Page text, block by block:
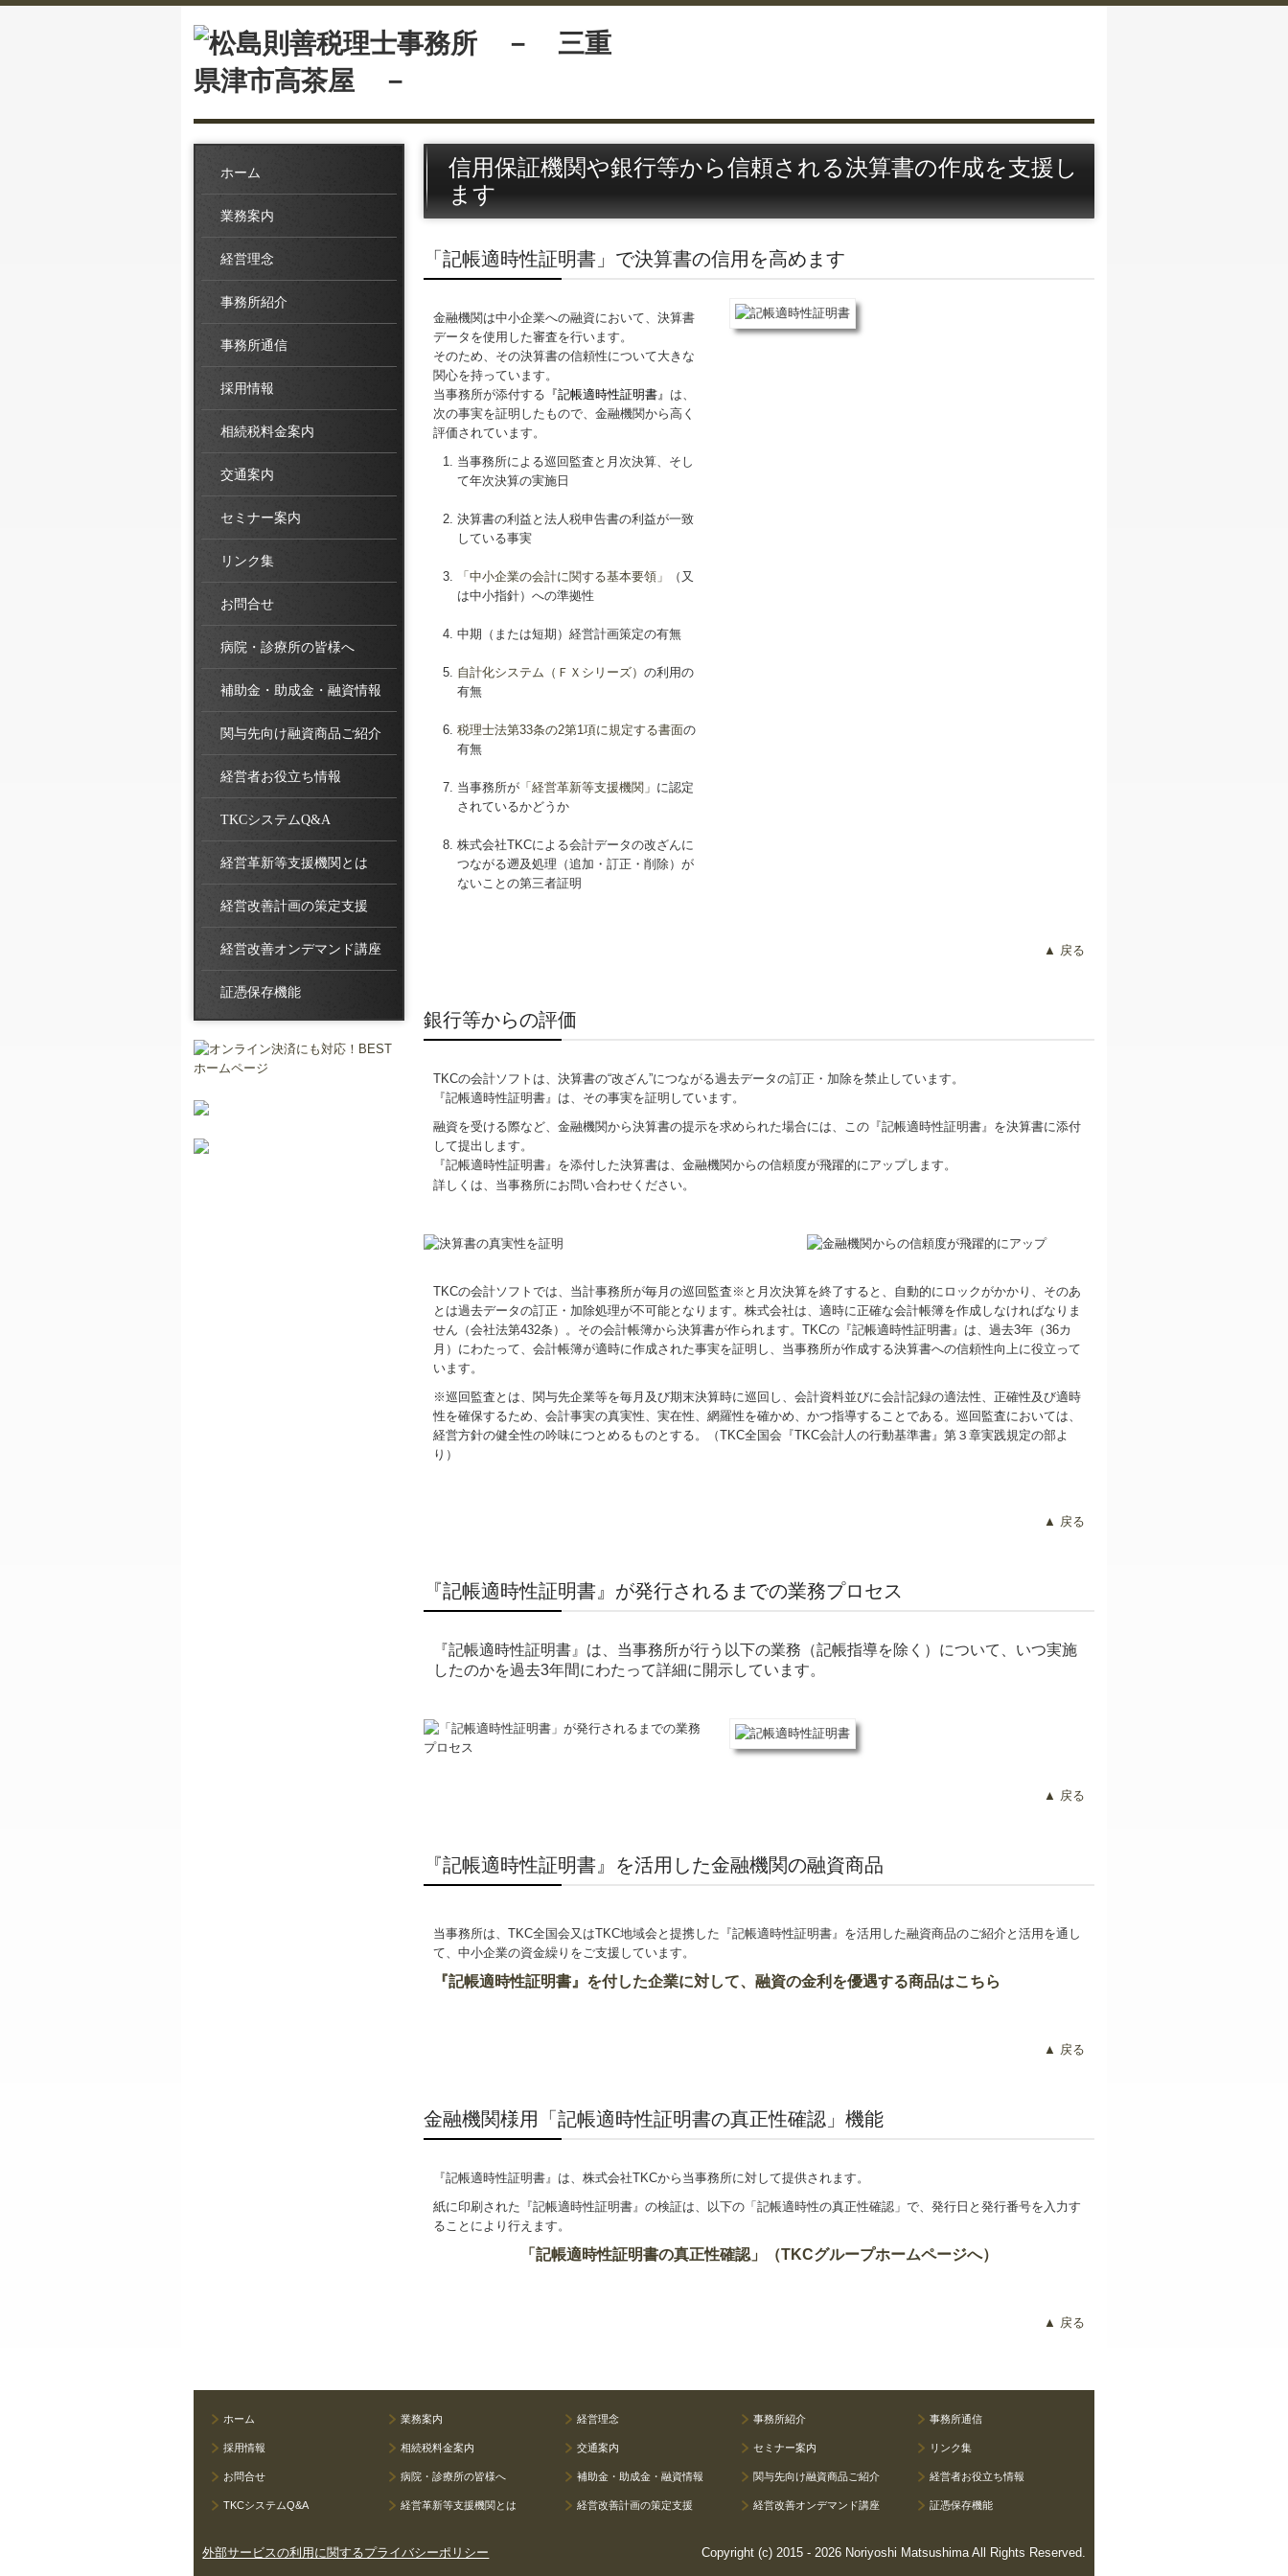
ホーム
業務案内
経営理念
事務所紹介
事務所通信
採用情報
相続税料金案内
交通案内
セミナー案内
リンク集
お問合せ
病院・診療所の皆様へ
補助金・助成金・融資情報
関与先向け融資商品ご紹介
経営者お役立ち情報
TKCシステムQ&A
経営革新等支援機関とは
経営改善計画の策定支援
経営改善オンデマンド講座
証憑保存機能
信用保証機関や銀行等から信頼される決算書の作成を支援し
ます
「記帳適時性証明書」で決算書の信用を高めます
金融機関は中小企業への融資において、決算書
データを使用した審査を行います。
そのため、その決算書の信頼性について大きな
関心を持っています。
当事務所が添付する 『記帳適時性証明書』 は、
次の事実を証明したもので、金融機関から高く
評価されています。
当事務所による巡回監査と月次決算、そし
て年次決算の実施日
決算書の利益と法人税申告書の利益が一致
している事実
「中小企業の会計に関する基本要領」
（又
は中小指針）への準拠性
中期（または短期）経営計画策定の有無
自計化システム（ＦＸシリーズ） の利用の
有無
税理士法第33条の2第1項に規定する書面の
有無
当事務所が 「経営革新等支援機関」 に認定
されているかどうか
株式会社TKCによる会計データの改ざんに
つながる遡及処理（追加・訂正・削除）が
ないことの第三者証明
▲ 戻る
銀行等からの評価
TKCの会計ソフトは、決算書の“改ざん”につながる過去データの訂正・加除を禁止しています。
『記帳適時性証明書』は、その事実を証明しています。
融資を受ける際など、金融機関から決算書の提示を求められた場合には、この『記帳適時性証明書』を決算書に添付
して提出します。
『記帳適時性証明書』を添付した決算書は、金融機関からの信頼度が飛躍的にアップします。
詳しくは、当事務所にお問い合わせください。
TKCの会計ソフトでは、当計事務所が毎月の巡回監査※と月次決算を終了すると、自動的にロックがかかり、そのあ
とは過去データの訂正・加除処理が不可能となります。株式会社は、適時に正確な会計帳簿を作成しなければなりま
せん（会社法第432条）。その会計帳簿から決算書が作られます。TKCの『記帳適時性証明書』は、過去3年（36カ
月）にわたって、会計帳簿が適時に作成された事実を証明し、当事務所が作成する決算書への信頼性向上に役立って
います。
※巡回監査とは、関与先企業等を毎月及び期末決算時に巡回し、会計資料並びに会計記録の適法性、正確性及び適時
性を確保するため、会計事実の真実性、実在性、網羅性を確かめ、かつ指導することである。巡回監査においては、
経営方針の健全性の吟味につとめるものとする。（TKC全国会『TKC会計人の行動基準書』第３章実践規定の部よ
り）
▲ 戻る
『記帳適時性証明書』が発行されるまでの業務プロセス
『記帳適時性証明書』は、当事務所が行う以下の業務（記帳指導を除く）について、いつ実施
したのかを過去3年間にわたって詳細に開示しています。
▲ 戻る
『記帳適時性証明書』を活用した金融機関の融資商品
当事務所は、TKC全国会又はTKC地域会と提携した『記帳適時性証明書 』 を活用した融資商品のご紹介と活用を通し
て、中小企業の資金繰りをご支援しています。
『記帳適時性証明書』を付した企業に対して、 融資の金利を優遇する商品はこちら
▲ 戻る
金融機関様用「記帳適時性証明書の真正性確認」機能
『記帳適時性証明書 』 は、株式会社TKCから当事務所に対して提供されます。
紙に印刷された『記帳適時性証明書 』 の検証は、以下の「記帳適時性の真正性確認」 で、発行日と発行番号を入力す
ることにより行えます。
「記帳適時性証明書の真正性確認」（TKCグループホームページへ）
▲ 戻る
ホーム 業務案内 経営理念 事務所紹介 事務所通信
採用情報 相続税料金案内 交通案内 セミナー案内 リンク集
お問合せ 病院・診療所の皆様へ 補助金・助成金・融資情報 関与先向け融資商品ご紹介 経営者お役立ち情報
TKCシステムQ&A 経営革新等支援機関とは 経営改善計画の策定支援 経営改善オンデマンド講座 証憑保存機能
外部サービスの利用に関するプライバシーポリシー Copyright (c) 2015 - 2026 Noriyoshi Matsushima All Rights Reserved.